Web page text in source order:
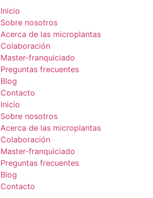
Inicio
Sobre nosotros
Acerca de las microplantas
Colaboración
Master-franquiciado
Preguntas frecuentes
Blog
Contacto
Inicio
Sobre nosotros
Acerca de las microplantas
Colaboración
Master-franquiciado
Preguntas frecuentes
Blog
Contacto